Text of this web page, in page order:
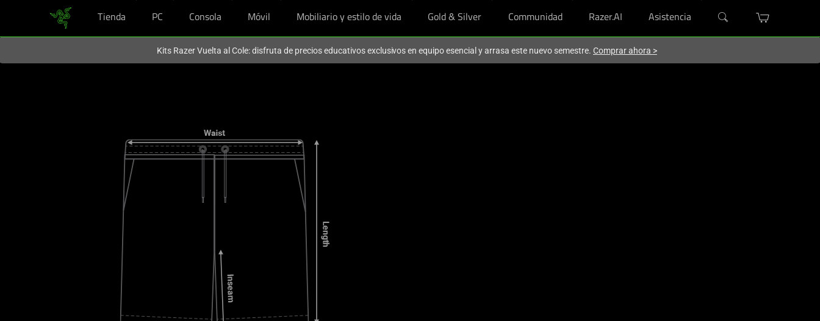
Tienda PC Consola Móvil Mobiliario y estilo de vida Gold & Silver Communidad Razer.AI Asistencia
Kits Razer Vuelta al Cole: disfruta de precios educativos exclusivos en equipo esencial y arrasa este nuevo semestre. Comprar ahora >